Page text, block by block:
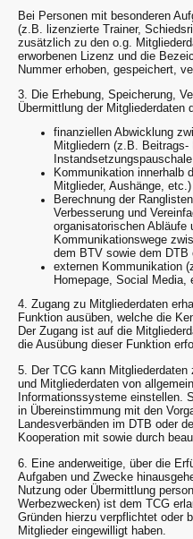
Bei Personen mit besonderen
(z.B. lizenzierte Trainer,
zusätzlich zu den o.g.
erworbenen Lizenz und die
Nummer erhoben, gespeichert,
3. Die Erhebung, Speicherung,
Übermittlung der Mitgliederdaten
finanziellen Abwicklung
Mitgliedern (z.B.
Kommunikation innerhalb
Mitglieder, Aushänge, etc.)
Berechnung der
Verbesserung und
organisatorischen Abläufe
Kommunikationswege
dem BTV sowie dem
externen Kommunikation
Homepage, Social Media,
4. Zugang zu Mitgliederdaten
Funktion ausüben, welche die
Der Zugang ist auf die
die Ausübung dieser Funktion
5. Der TCG kann
und Mitgliederdaten von
Informationssysteme einstellen.
in Übereinstimmung mit den
Landesverbänden im DTB oder
Kooperation mit sowie durch
6. Eine anderweitige, über die
Aufgaben und Zwecke
Nutzung oder Übermittlung
Werbezwecken) ist dem TCG
Gründen hierzu verpflichtet oder
Mitglieder eingewilligt haben.